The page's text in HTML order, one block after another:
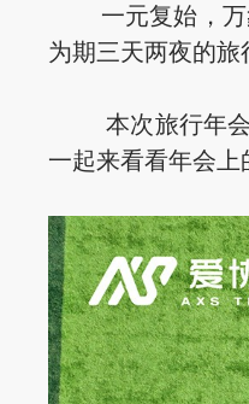
一元复始，万象
为期三天两夜的旅
本次旅行年会以
一起来看看年会上